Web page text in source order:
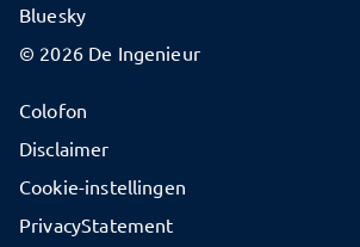
© 2026 De Ingenieur
Colofon
Disclaimer
Cookie-instellingen
PrivacyStatement
Bluesky